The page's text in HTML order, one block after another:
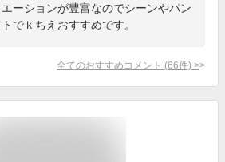
ーションが豊富なのでシーンやパン
でｋちえおすすめです。
全てのおすすめコメント (66件) >